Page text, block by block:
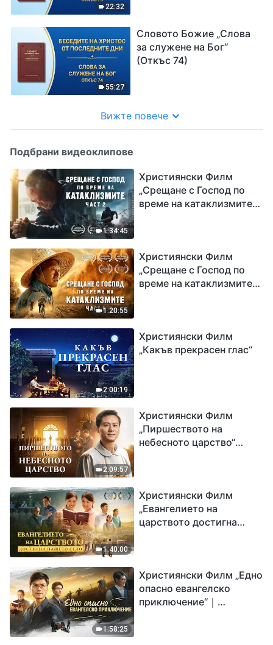
22:32
55:27
Словото Божие „Слова
за служене на Бог“
(Откъс 74)
Вижте повече
Подбрани видеоклипове
1:34:45
Християнски Филм
„Срещане с Господ по
време на катаклизмите“
1:20:55
Християнски Филм
„Срещане с Господ по
време на катаклизмите“
2:00:19
Християнски Филм
„Какъв прекрасен глас“
2:09:57
Християнски Филм
„Пиршеството на
небесното царство“
1:40:00
Християнски Филм
„Евангелието на
царството достигна
1:58:25
Християнски Филм „Едно
опасно евангелско
приключение“｜